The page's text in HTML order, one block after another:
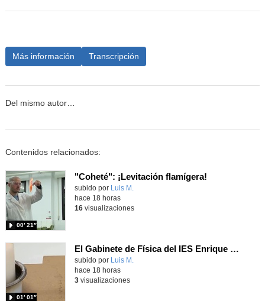
Más información Transcripción
Del mismo autor…
Contenidos relacionados:
"Coheté": ¡Levitación flamígera!
Contenido educativo.
subido por Luis M.
00′ 21″
hace 18 horas
16visualizaciones
El Gabinete de Física del IES Enrique Tierno Galván de Parla (Curso 25-26)
Contenido educativo.
subido por Luis M.
01′ 01″
hace 18 horas
3visualizaciones